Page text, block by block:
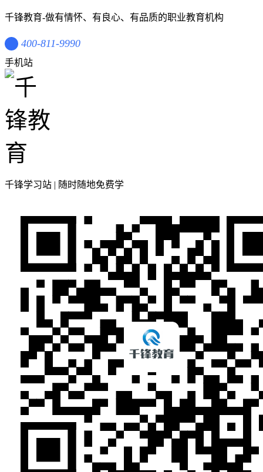
千锋教育-做有情怀、有良心、有品质的职业教育机构
400-811-9990
手机站
千锋学习站 | 随时随地免费学